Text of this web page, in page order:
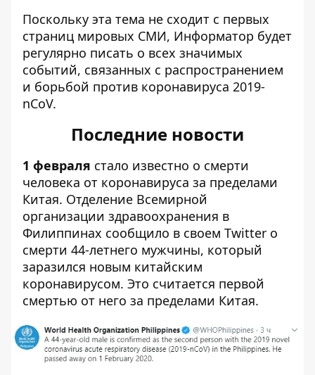
Поскольку эта тема не сходит с первых
страниц мировых СМИ, Информатор будет
регулярно писать о всех значимых
событий, связанных с распространением
и борьбой против коронавируса 2019-
nCoV.
Последние новости
1 февраля стало известно о смерти
человека от коронавируса за пределами
Китая. Отделение Всемирной
организации здравоохранения в
Филиппинах сообщило в своем Twitter о
смерти 44-летнего мужчины, который
заразился новым китайским
коронавирусом. Это считается первой
смертью от него за пределами Китая.